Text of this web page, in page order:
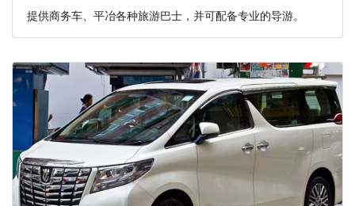
提供商务车、平冶各种旅游巴士，并可配备专业的导游。